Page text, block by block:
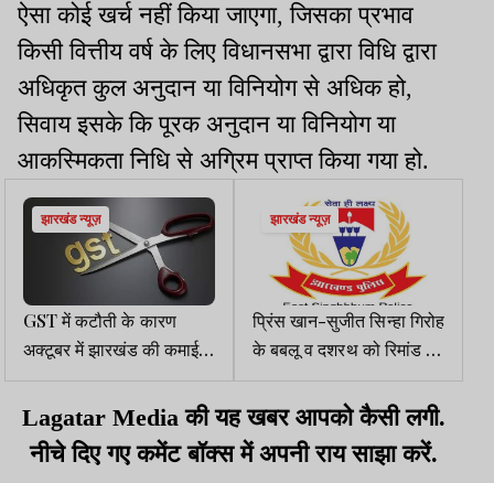
ऐसा कोई खर्च नहीं किया जाएगा, जिसका प्रभाव
किसी वित्तीय वर्ष के लिए विधानसभा द्वारा विधि द्वारा
अधिकृत कुल अनुदान या विनियोग से अधिक हो,
सिवाय इसके कि पूरक अनुदान या विनियोग या
आकस्मिकता निधि से अग्रिम प्राप्त किया गया हो.
झारखंड न्यूज़
GST में कटौती के कारण
अक्टूबर में झारखंड की कमाई
456 करोड़ कम हुई
झारखंड न्यूज़
प्रिंस खान-सुजीत सिन्हा गिरोह
के बबलू व दशरथ को रिमांड पर
लेकर जमशेदपुर पुलिस करेगी
पूछताछ
Lagatar Media की यह खबर आपको कैसी लगी.
नीचे दिए गए कमेंट बॉक्स में अपनी राय साझा करें.